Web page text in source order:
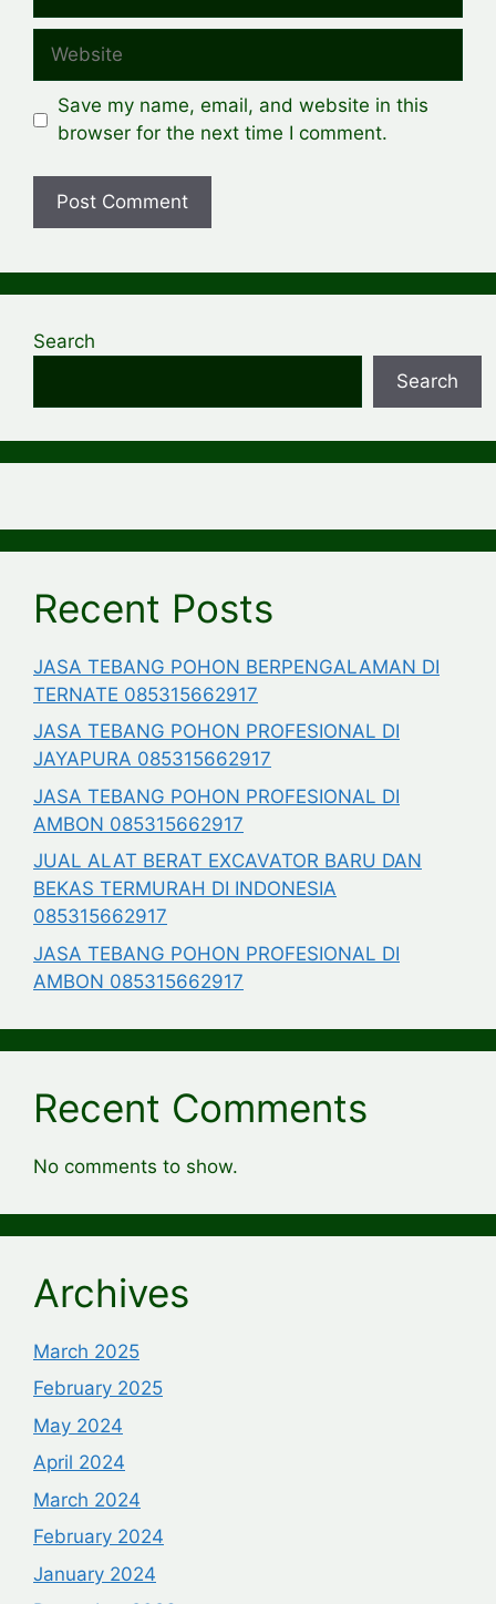
Website
Save my name, email, and website in this
browser for the next time I comment.
Search
Search
Recent Posts
JASA TEBANG POHON BERPENGALAMAN DI
TERNATE 085315662917
JASA TEBANG POHON PROFESIONAL DI
JAYAPURA 085315662917
JASA TEBANG POHON PROFESIONAL DI
AMBON 085315662917
JUAL ALAT BERAT EXCAVATOR BARU DAN
BEKAS TERMURAH DI INDONESIA
085315662917
JASA TEBANG POHON PROFESIONAL DI
AMBON 085315662917
Recent Comments
No comments to show.
Archives
March 2025
February 2025
May 2024
April 2024
March 2024
February 2024
January 2024